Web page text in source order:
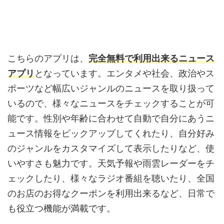
こちらのアプリは、 完全無料で利用出来るニュース
アプリとなっています。エンタメや社会、政治やス
ポーツなど幅広いジャンルのニュースを取り扱って
いるので、様々なニュースをチェックすることが可
能です。性別や年齢に合わせて自動で自分にあうニ
ュース情報をピックアップしてくれたり、自分好み
のジャンルをカスタマイズして表示したりなど、使
いやすさも魅力です。天気予報や雨雲レーダーをチ
ェックしたり、様々なラジオ番組を聴いたり、全国
のお店のお得なクーポンを利用出来るなど、日常で
も役立つ機能が満載です。